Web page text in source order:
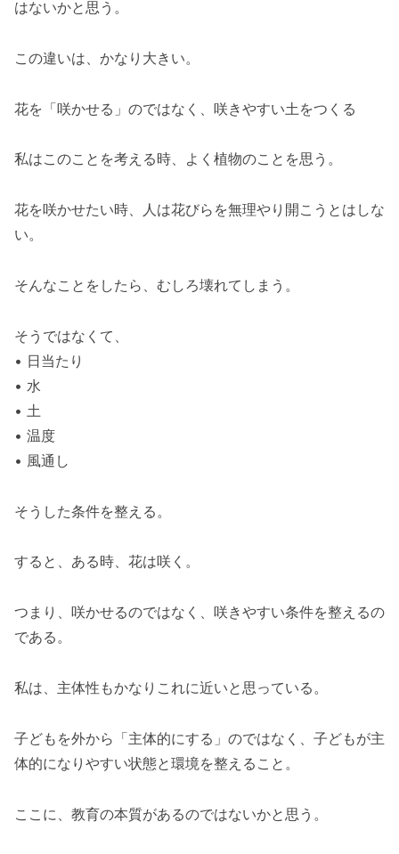
はないかと思う。
この違いは、かなり大きい。
花を「咲かせる」のではなく、咲きやすい土をつくる
私はこのことを考える時、よく植物のことを思う。
花を咲かせたい時、人は花びらを無理やり開こうとはしな
い。
そんなことをしたら、むしろ壊れてしまう。
そうではなくて、
• 日当たり
• 水
• 土
• 温度
• 風通し
そうした条件を整える。
すると、ある時、花は咲く。
つまり、咲かせるのではなく、咲きやすい条件を整えるの
である。
私は、主体性もかなりこれに近いと思っている。
子どもを外から「主体的にする」のではなく、子どもが主
体的になりやすい状態と環境を整えること。
ここに、教育の本質があるのではないかと思う。